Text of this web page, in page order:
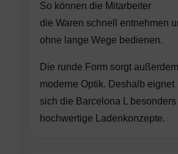
So können die Mitarbeiter
die Waren schnell entnehmen
ohne lange Wege bedienen.
Die runde Form sorgt
moderne Optik. Deshalb eignet
sich die Barcelona L besonders
hochwertige Ladenkonzepte.